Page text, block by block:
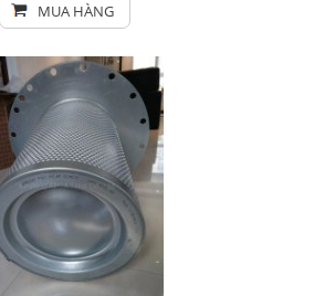
MUA HÀNG